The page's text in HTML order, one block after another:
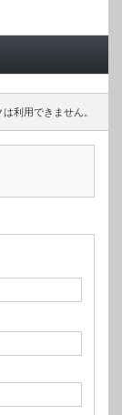
は利用できません。